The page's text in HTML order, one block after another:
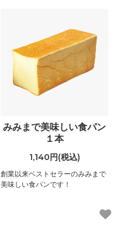
みみまで美味しい食パン
１本
1,140円(税込)
創業以来ベストセラーのみみまで
美味しい食パンです！